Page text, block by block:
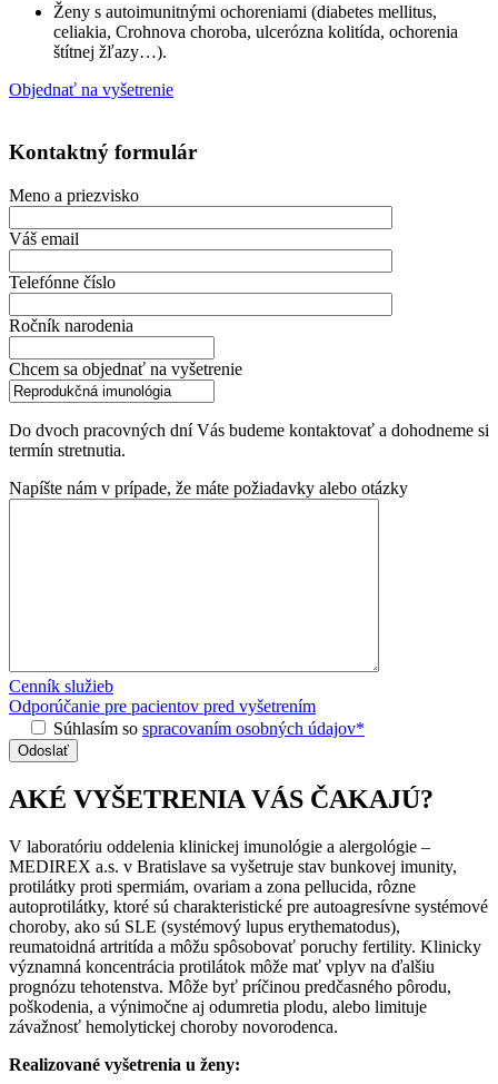
Ženy s autoimunitnými ochoreniami (diabetes mellitus,
celiakia, Crohnova choroba, ulcerózna kolitída, ochorenia
štítnej žľazy…).
Objednať na vyšetrenie
Kontaktný formulár
Meno a priezvisko
Váš email
Telefónne číslo
Ročník narodenia
Chcem sa objednať na vyšetrenie
Do dvoch pracovných dní Vás budeme kontaktovať a dohodneme si
termín stretnutia.
Napíšte nám v prípade, že máte požiadavky alebo otázky
Cenník služieb
Odporúčanie pre pacientov pred vyšetrením
Súhlasím so spracovaním osobných údajov*
AKÉ VYŠETRENIA VÁS ČAKAJÚ?
V laboratóriu oddelenia klinickej imunológie a alergológie –
MEDIREX a.s. v Bratislave sa vyšetruje stav bunkovej imunity,
protilátky proti spermiám, ovariam a zona pellucida, rôzne
autoprotilátky, ktoré sú charakteristické pre autoagresívne systémové
choroby, ako sú SLE (systémový lupus erythematodus),
reumatoidná artritída a môžu spôsobovať poruchy fertility. Klinicky
významná koncentrácia protilátok môže mať vplyv na ďalšiu
prognózu tehotenstva. Môže byť príčinou predčasného pôrodu,
poškodenia, a výnimočne aj odumretia plodu, alebo limituje
závažnosť hemolytickej choroby novorodenca.
Realizované vyšetrenia u ženy: